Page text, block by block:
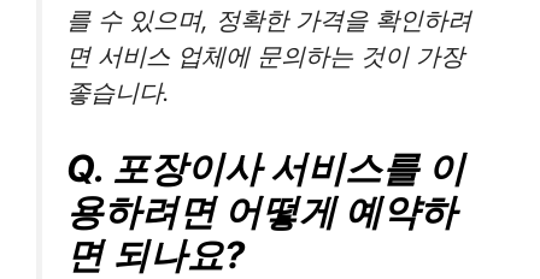
를 수 있으며, 정확한 가격을 확인하려
면 서비스 업체에 문의하는 것이 가장
좋습니다.
Q. 포장이사 서비스를 이
용하려면 어떻게 예약하
면 되나요?